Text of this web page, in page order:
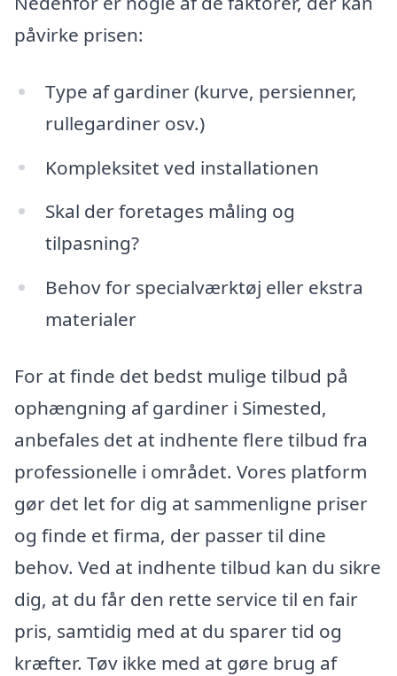
påvirke prisen:
Type af gardiner (kurve, persienner,
rullegardiner osv.)
Kompleksitet ved installationen
Skal der foretages måling og
tilpasning?
Behov for specialværktøj eller ekstra
materialer
For at finde det bedst mulige tilbud på
ophængning af gardiner i Simested,
anbefales det at indhente flere tilbud fra
professionelle i området. Vores platform
gør det let for dig at sammenligne priser
og finde et firma, der passer til dine
behov. Ved at indhente tilbud kan du sikre
dig, at du får den rette service til en fair
pris, samtidig med at du sparer tid og
kræfter. Tøv ikke med at gøre brug af